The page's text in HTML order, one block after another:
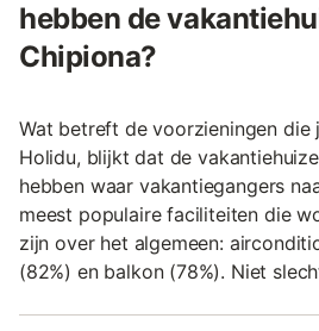
hebben de
Chipiona?
Wat betreft de voorzieningen die
Holidu, blijkt dat de
hebben waar vakantiegangers
meest populaire faciliteiten die
zijn over het algemeen:
(82%) en balkon (78%). Niet